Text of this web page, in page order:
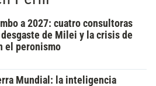
a 2027: cuatro consultoras
de Milei y la crisis de
el peronismo
Mundial: la inteligencia